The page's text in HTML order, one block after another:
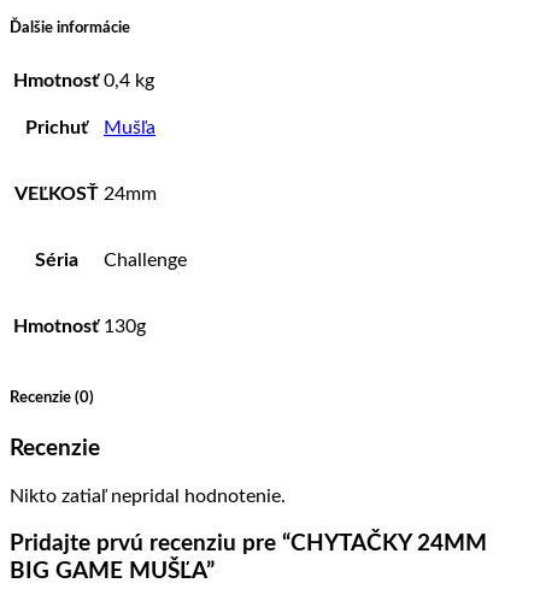
Ďalšie informácie
Hmotnosť 0,4 kg
Prichuť Mušľa
VEĽKOSŤ 24mm
Séria Challenge
Hmotnosť 130g
Recenzie (0)
Recenzie
Nikto zatiaľ nepridal hodnotenie.
Pridajte prvú recenziu pre “CHYTAČKY 24MM
BIG GAME MUŠĽA”